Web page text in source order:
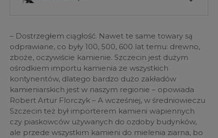
– Dostrzegłem ciągłość. Nawet te same towary są
odprawiane, co były 100, 500, 600 lat temu: drewno,
zboże, oczywiście kamienie. Szczecin jest dużym
ośrodkiem importu kamienia ze wszystkich
kontynentów, dlatego bardzo dużo zakładów
kamieniarskich jest w naszym regionie – opowiada
Robert Artur Florczyk – A wcześniej, w średniowieczu
Szczecin też był importerem kamieni wapiennych
czy piaskowców używanych do ozdoby budynków,
ale przede wszystkim kamieni do mielenia ziarna, bo